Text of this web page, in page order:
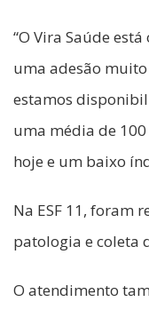
“O Vira Saúde
uma adesão
estamos
uma média de
hoje e um baixo
Na ESF 11, foram
patologia e coleta
O atendimento